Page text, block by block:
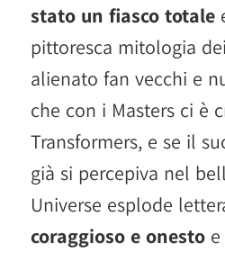
stato un fiasco totale
pittoresca mitologia
alienato fan vecchi e
che con i Masters ci è
Transformers, e se il
già si percepiva nel
Universe esplode
coraggioso e onesto